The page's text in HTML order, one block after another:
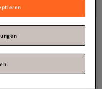
Versand kostenlos ab 35€
Werbeangebote.